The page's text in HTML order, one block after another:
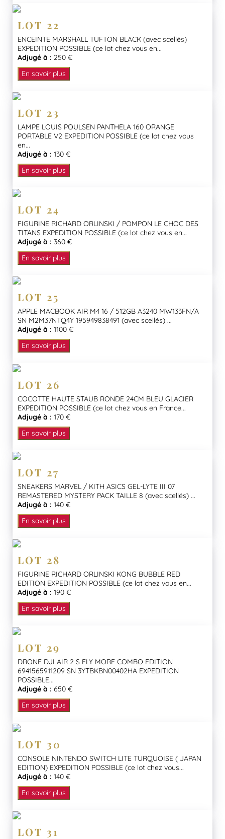
LOT 22
ENCEINTE MARSHALL TUFTON BLACK (avec scellés)
EXPEDITION POSSIBLE (ce lot chez vous en...
Adjugé à : 250 €
En savoir plus
LOT 23
LAMPE LOUIS POULSEN PANTHELA 160 ORANGE
PORTABLE V2 EXPEDITION POSSIBLE (ce lot chez vous
en...
Adjugé à : 130 €
En savoir plus
LOT 24
FIGURINE RICHARD ORLINSKI / POMPON LE CHOC DES
TITANS EXPEDITION POSSIBLE (ce lot chez vous en...
Adjugé à : 360 €
En savoir plus
LOT 25
APPLE MACBOOK AIR M4 16 / 512GB A3240 MW133FN/A
SN M2M37NTQ4Y 195949838491 (avec scellés) ...
Adjugé à : 1100 €
En savoir plus
LOT 26
COCOTTE HAUTE STAUB RONDE 24CM BLEU GLACIER
EXPEDITION POSSIBLE (ce lot chez vous en France...
Adjugé à : 170 €
En savoir plus
LOT 27
SNEAKERS MARVEL / KITH ASICS GEL-LYTE III 07
REMASTERED MYSTERY PACK TAILLE 8 (avec scellés) ...
Adjugé à : 140 €
En savoir plus
LOT 28
FIGURINE RICHARD ORLINSKI KONG BUBBLE RED
EDITION EXPEDITION POSSIBLE (ce lot chez vous en...
Adjugé à : 190 €
En savoir plus
LOT 29
DRONE DJI AIR 2 S FLY MORE COMBO EDITION
6941565911209 SN 3YTBKBN00402HA EXPEDITION
POSSIBLE...
Adjugé à : 650 €
En savoir plus
LOT 30
CONSOLE NINTENDO SWITCH LITE TURQUOISE ( JAPAN
EDITION) EXPEDITION POSSIBLE (ce lot chez vous...
Adjugé à : 140 €
En savoir plus
LOT 31